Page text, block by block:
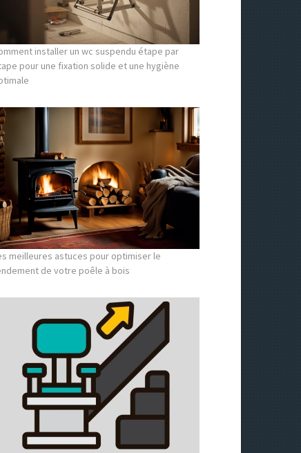
installer un wc suspendu étape par
pour une fixation solide et une hygiène
meilleures astuces pour optimiser le
de votre poêle à bois